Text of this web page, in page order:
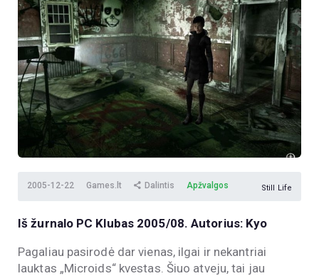
GELEŽIS
VIDEO
APŽVALGOS
ŽAIDIMAI
2005-12-22 Games.lt Dalintis Apžvalgos Still Life
Iš žurnalo PC Klubas 2005/08. Autorius: Kyo
Pagaliau pasirodė dar vienas, ilgai ir nekantriai
lauktas „Microids“ kvestas. Šiuo atveju, tai jau